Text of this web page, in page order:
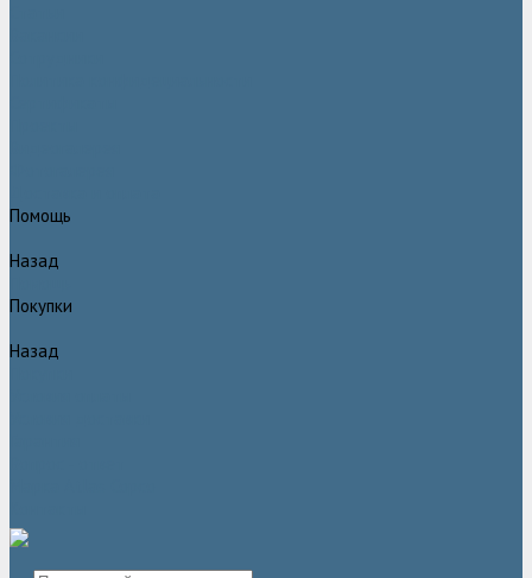
Помощь
Назад
Покупки
Назад